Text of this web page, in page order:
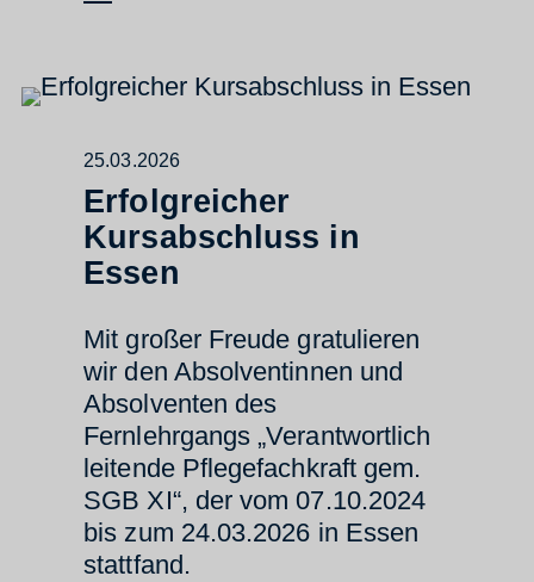
25.03.2026
Erfolgreicher
Kursabschluss in
Essen
Mit großer Freude gratulieren
wir den Absolventinnen und
Absolventen des
Fernlehrgangs „Verantwortlich
leitende Pflegefachkraft gem.
SGB XI“, der vom 07.10.2024
bis zum 24.03.2026 in Essen
stattfand.